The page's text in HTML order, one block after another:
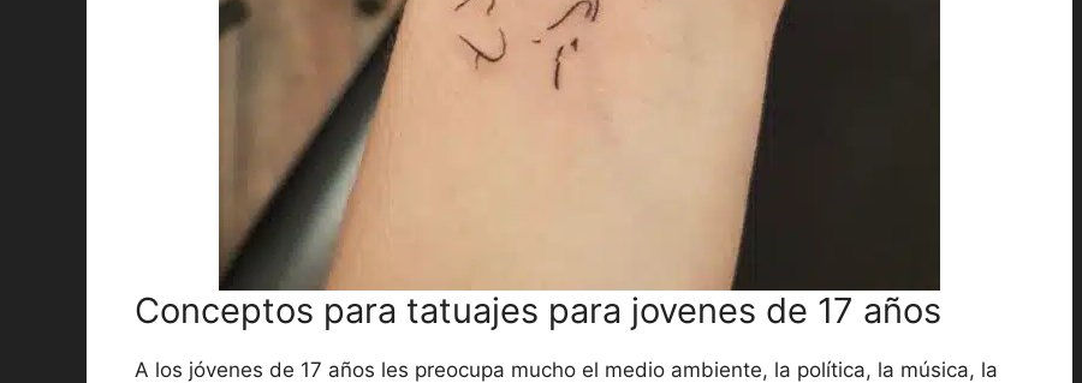
Conceptos para tatuajes para jovenes de 17 años
A los jóvenes de 17 años les preocupa mucho el medio ambiente, la política, la música, la